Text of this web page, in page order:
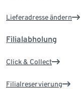
Lieferadresse ändern
Filialabholung
Click & Collect
Filialreservierung